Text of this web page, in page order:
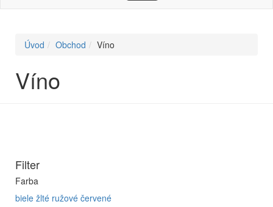
Úvod Obchod Víno
Víno
Filter
Farba
biele žlté ružové červené